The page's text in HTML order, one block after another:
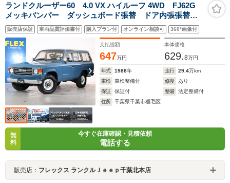
ランドクルーザー60 4.0 VX ハイルーフ 4WD FJ62G
メッキバンパー ダッシュボード張替 ドア内張張替
丸目換装 ナロー換装 BFグッドリッチMTタイヤ 輸出
用鉄チンホイール 茶内装 ウッドステアリング SDナ
ビ ヘッドレストリアモニター ETC
販売店保証 車両品質評価書付 購入プラン付 オンライン相談可 360°画像付
支払総額
647万円
本体価格
629.8万円
年式 1988年 走行 29.4万km
車検
車検整備付 修復
あり
保証
保証付 整備
法定整備付
住所
千葉県千葉市稲毛区
無
料
今すぐ在庫確認・見積依頼
電話する
販売店： フレックス ランクルＪｅｅｐ千葉北本店